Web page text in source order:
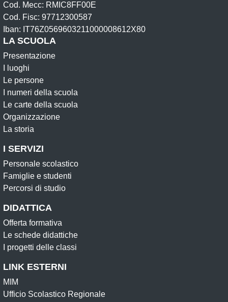
Cod. Mecc: RMIC8FF00E
Cod. Fisc: 97712300587
Iban: IT76Z0569603211000008612X80
LA SCUOLA
Presentazione
I luoghi
Le persone
I numeri della scuola
Le carte della scuola
Organizzazione
La storia
I SERVIZI
Personale scolastico
Famiglie e studenti
Percorsi di studio
DIDATTICA
Offerta formativa
Le schede didattiche
I progetti delle classi
LINK ESTERNI
MIM
Ufficio Scolastico Regionale